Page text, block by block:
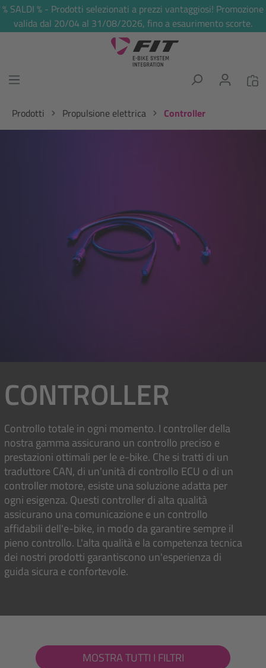
principale
% SALDI % - Prodotti selezionati a prezzi vantaggiosi! Promozione
valida dal 20/04 al 31/08/2026, fino a esaurimento scorte.
Prodotti Propulsione elettrica Controller
CONTROLLER
Controllo totale in ogni momento. I controller della
nostra gamma assicurano un controllo preciso e
prestazioni ottimali per le e-bike. Che si tratti di un
traduttore CAN, di un'unità di controllo ECU o di un
controller motore, esiste una soluzione adatta per
ogni esigenza. Questi controller di alta qualità
assicurano una comunicazione e un controllo
affidabili dell'e-bike, in modo da garantire sempre il
pieno controllo. L'alta qualità e la competenza tecnica
dei nostri prodotti garantiscono un'esperienza di
guida sicura e confortevole.
MOSTRA TUTTI I FILTRI